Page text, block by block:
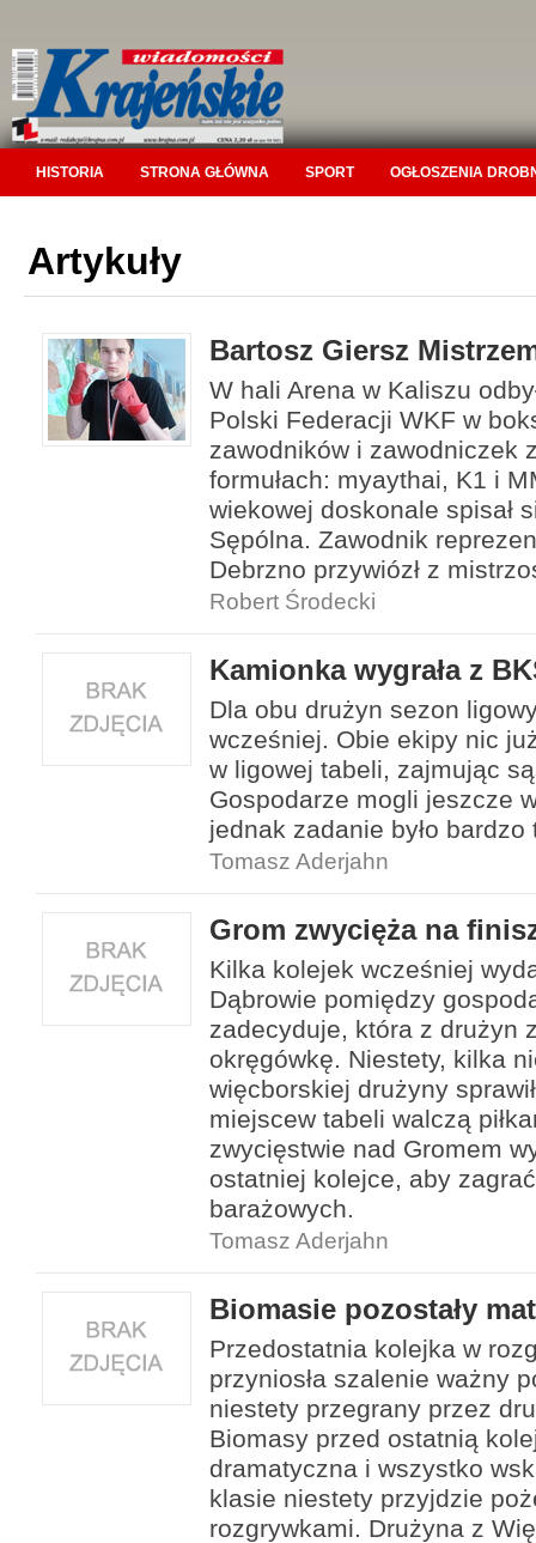
HISTORIA STRONA GŁÓWNA SPORT OGŁOSZENIA
Artykuły
Bartosz Giersz
W hali Arena w Kaliszu
Polski Federacji WKF w
zawodników i zawodniczek
formułach: myaythai, K1 i
wiekowej doskonale spisał
Sępólna. Zawodnik
Debrzno przywiózł z
Robert Środecki
Kamionka wygrała z
Dla obu drużyn sezon
wcześniej. Obie ekipy nic
w ligowej tabeli, zajmując
Gospodarze mogli jeszcze
jednak zadanie było bardzo
Tomasz Aderjahn
Grom zwycięża na
Kilka kolejek wcześniej
Dąbrowie pomiędzy
zadecyduje, która z drużyn
okręgówkę. Niestety, kilka
więcborskiej drużyny
miejscew tabeli walczą
zwycięstwie nad Gromem
ostatniej kolejce, aby
barażowych.
Tomasz Aderjahn
Biomasie pozostały
Przedostatnia kolejka w
przyniosła szalenie ważny
niestety przegrany przez
Biomasy przed ostatnią
dramatyczna i wszystko
klasie niestety przyjdzie
rozgrywkami. Drużyna z